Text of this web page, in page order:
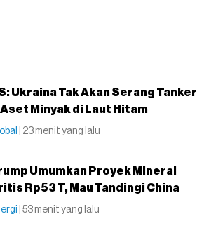
Ukraina Tak Akan Serang Tanker
Aset Minyak di Laut Hitam
| 23 menit yang lalu
Umumkan Proyek Mineral
Rp53 T, Mau Tandingi China
| 53 menit yang lalu